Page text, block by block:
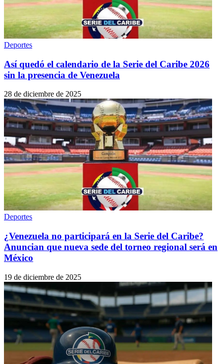
Deportes
Así quedó el calendario de la Serie del Caribe 2026
sin la presencia de Venezuela
28 de diciembre de 2025
Deportes
¿Venezuela no participará en la Serie del Caribe?
Anuncian que nueva sede del torneo regional será en
México
19 de diciembre de 2025